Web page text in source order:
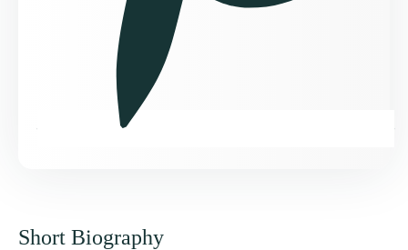
Short Biography